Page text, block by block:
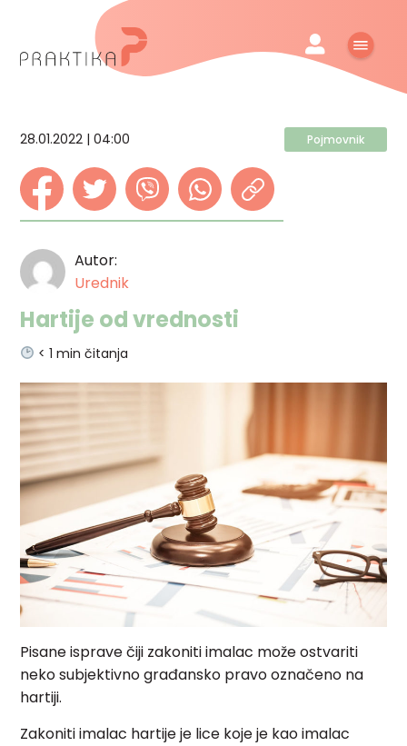
28.01.2022 | 04:00 Pojmovnik
Autor:
Urednik
Hartije od vrednosti
< 1 min čitanja
Pisane isprave čiji zakoniti imalac može ostvariti
neko subjektivno građansko pravo označeno na
hartiji.
Zakoniti imalac hartije je lice koje je kao imalac